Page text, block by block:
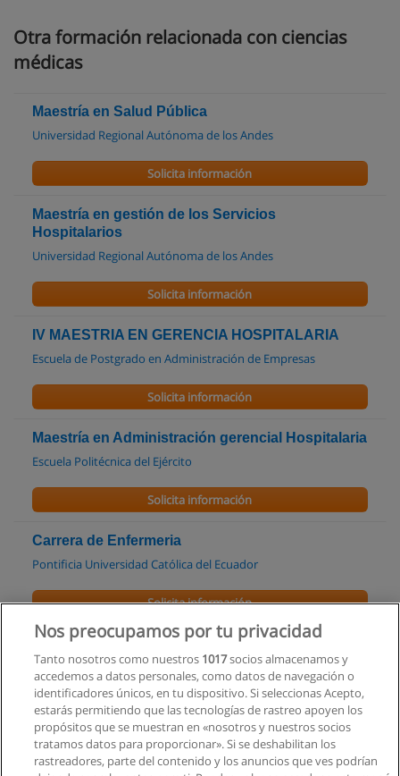
Otra formación relacionada con ciencias
médicas
Maestría en Salud Pública
Universidad Regional Autónoma de los Andes
Solicita información
Maestría en gestión de los Servicios
Hospitalarios
Universidad Regional Autónoma de los Andes
Solicita información
IV MAESTRIA EN GERENCIA HOSPITALARIA
Escuela de Postgrado en Administración de Empresas
Solicita información
Maestría en Administración gerencial Hospitalaria
Escuela Politécnica del Ejército
Solicita información
Carrera de Enfermeria
Pontificia Universidad Católica del Ecuador
Solicita información
Carrera de Medicina
Universidad Técnica de Manabi
Solicita información
Carrera de Enfermería
Universidad Técnica de Manabi
Nos preocupamos por tu privacidad
Tanto nosotros como nuestros 1017socios almacenamos y
accedemos a datos personales, como datos de navegación o
identificadores únicos, en tu dispositivo. Si seleccionas Acepto,
estarás permitiendo que las tecnologías de rastreo apoyen los
propósitos que se muestran en «nosotros y nuestros socios
tratamos datos para proporcionar». Si se deshabilitan los
rastreadores, parte del contenido y los anuncios que ves podrían